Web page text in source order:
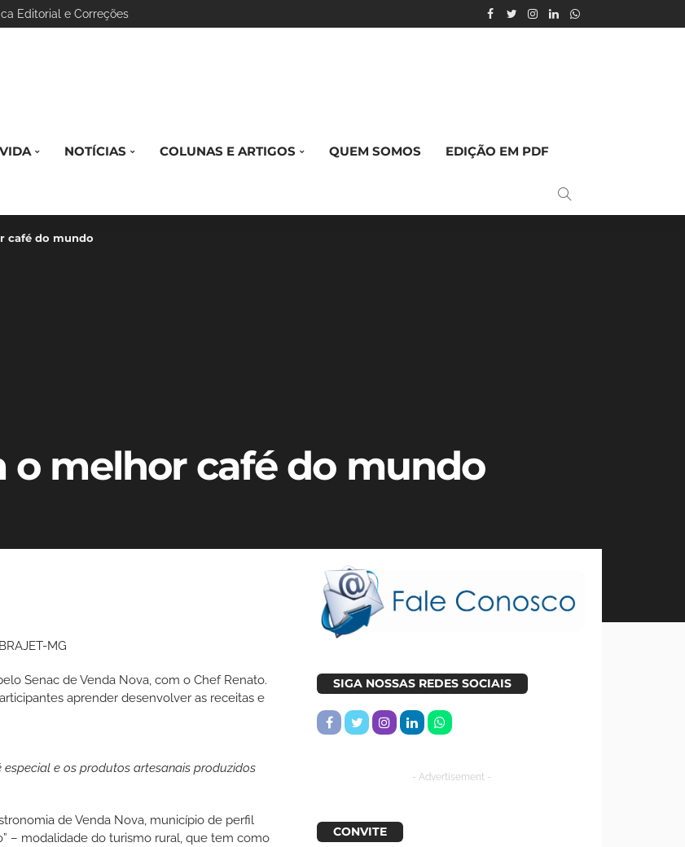
Editorial e Correções
NOTÍCIAS COLUNAS E ARTIGOS QUEM SOMOS EDIÇÃO EM PDF
café do mundo
o melhor café do mundo
MG
Senac de Venda Nova, com o Chef Renato.
aprender desenvolver as receitas e
e os produtos artesanais produzidos
de Venda Nova, município de perfil
– modalidade do turismo rural, que tem como
SIGA NOSSAS REDES SOCIAIS
- Advertisement -
CONVITE